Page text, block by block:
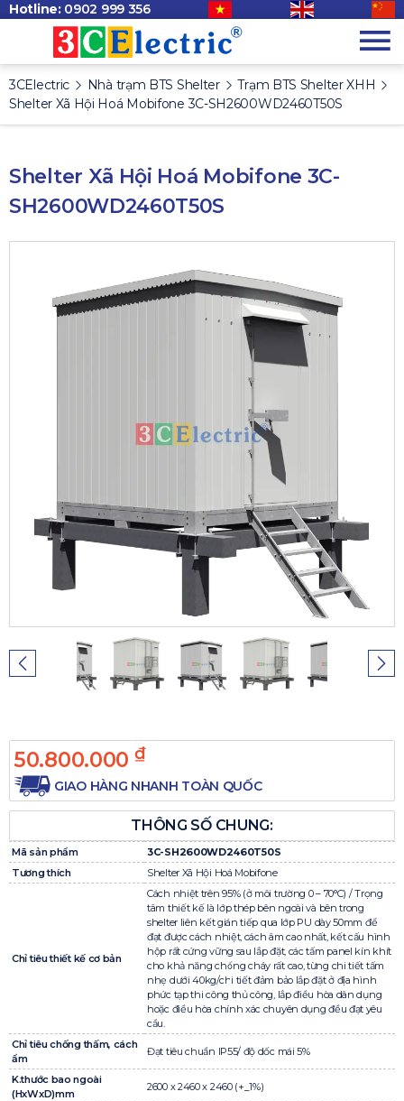
Hotline: 0902 999 356
3CElectric Nhà trạm BTS Shelter
Trạm BTS Shelter XHH
Shelter Xã Hội Hoá Mobifone 3C-SH2600WD2460T50S
Shelter Xã Hội Hoá Mobifone 3C-
SH2600WD2460T50S
50.800.000 ₫
GIAO HÀNG NHANH TOÀN QUỐC
THÔNG SỐ CHUNG:
Mã sản phẩm
3C-SH2600WD2460T50S
Tương thích
Shelter Xã Hội Hoá Mobifone
Chỉ tiêu thiết kế cơ bản
Cách nhiệt trên 95% (ở môi trường 0 – 70°C) / Trọng
tâm thiết kế là lớp thép bên ngoài và bên trong
shelter liên kết gián tiếp qua lớp PU dày 50mm để
đạt được cách nhiệt, cách âm cao nhất, kết cấu hình
hộp rất cứng vững sau lắp đặt, các tấm panel kín khít
cho khả năng chống cháy rất cao, từng chi tiết tấm
nhẹ dưới 40kg/chi tiết đảm bảo lắp đặt ở địa hình
phức tạp thi công thủ công, lắp điều hòa dân dụng
hoặc điều hòa chính xác chuyên dụng đều đạt yêu
cầu.
Chỉ tiêu chống thấm, cách
ẩm
Đạt tiêu chuẩn IP55/ độ dốc mái 5%
K.thước bao ngoài
(HxWxD)mm
2600 x 2460 x 2460 (+_1%)